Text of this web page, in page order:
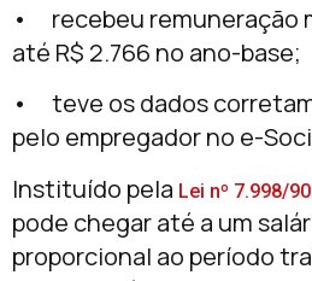
• recebeu remuneração
até R$ 2.766 no ano-base;
• teve os dados
pelo empregador no e-
Instituído pela Lei nº 7.998/90
pode chegar até a um
proporcional ao período